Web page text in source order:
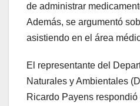
de administrar
Además, se argumentó
asistiendo en el área
El representante del
Naturales y Ambientales
Ricardo Payens